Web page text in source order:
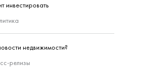
инвестировать
недвижимости?
релизы